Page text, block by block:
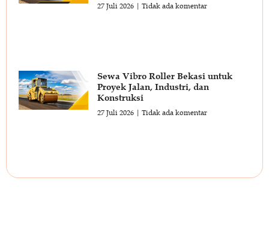
27 Juli 2026 Tidak ada komentar
Sewa Vibro Roller Bekasi untuk
Proyek Jalan, Industri, dan
Konstruksi
27 Juli 2026 Tidak ada komentar